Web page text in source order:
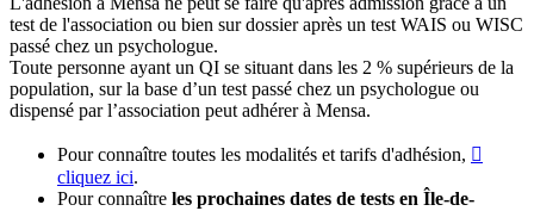
test de l'association ou bien sur dossier après un test WAIS ou WISC
passé chez un psychologue.
Toute personne ayant un QI se situant dans les 2 % supérieurs de la
population, sur la base d’un test passé chez un psychologue ou
dispensé par l’association peut adhérer à Mensa.
Pour connaître toutes les modalités et tarifs d'adhésion,
cliquez ici.
Pour connaître les prochaines dates de tests en Île-de-